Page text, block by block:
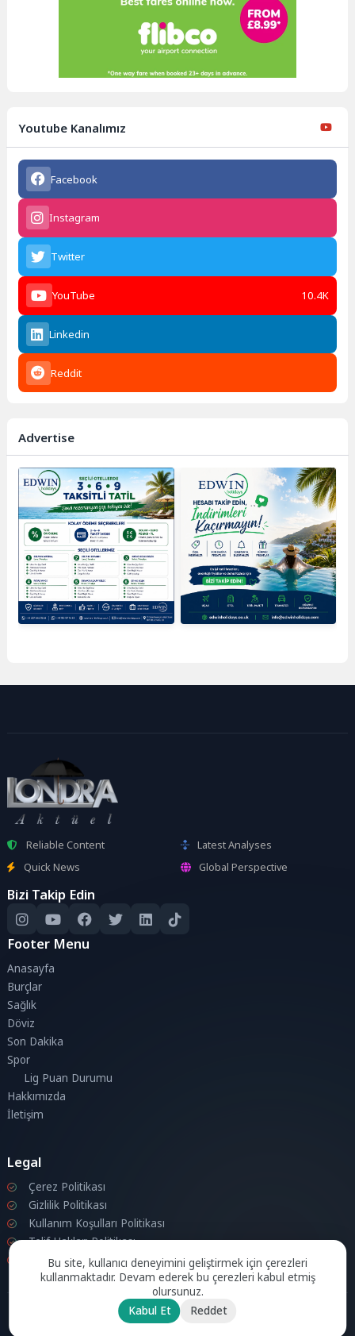
Youtube Kanalımız
Facebook
Instagram
Twitter
YouTube 10.4K
Linkedin
Reddit
Advertise
Reliable Content
Latest Analyses
Quick News
Global Perspective
Bizi Takip Edin
Footer Menu
Anasayfa
Burçlar
Sağlık
Döviz
Son Dakika
Spor
Lig Puan Durumu
Hakkımızda
İletişim
Legal
Çerez Politikası
Gizlilik Politikası
Kullanım Koşulları Politikası
Telif Hakları Politikası
İletişim
Bu site, kullanıcı deneyimini geliştirmek için çerezleri
kullanmaktadır. Devam ederek bu çerezleri kabul etmiş
olursunuz.
Kabul Et
Reddet